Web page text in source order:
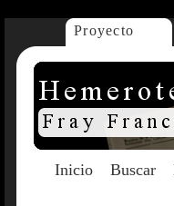
Proyecto
Inicio Buscar